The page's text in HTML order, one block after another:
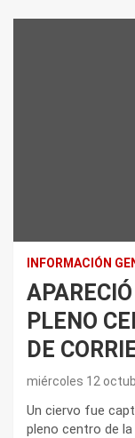
INFORMACIÓN
PLENO
DE
miércoles 12
Un ciervo fue
pleno centro de la